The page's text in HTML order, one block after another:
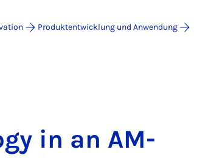
Produktentwicklung und Anwendung
in an AM-